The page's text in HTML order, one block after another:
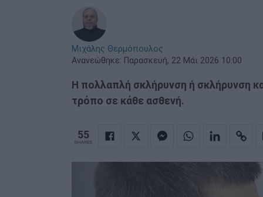
Μιχάλης Θερμόπουλος
Ανανεώθηκε: Παρασκευή, 22 Μάι 2026 10:00
Η πολλαπλή σκλήρυνση ή σκλήρυνση
τρόπο σε κάθε ασθενή.
55
SHARES